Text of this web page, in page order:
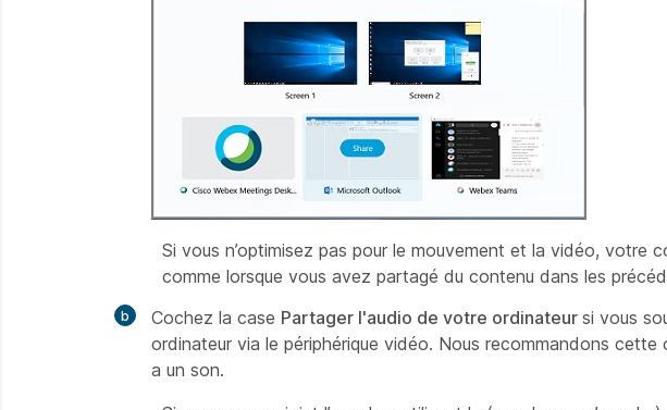
Si vous n’optimisez pas pour le mouvement et la vidéo, votre
comme lorsque vous avez partagé du contenu dans les
Cochez la case Partager l'audio de votre ordinateur si vous
ordinateur via le périphérique vidéo. Nous recommandons
a un son.